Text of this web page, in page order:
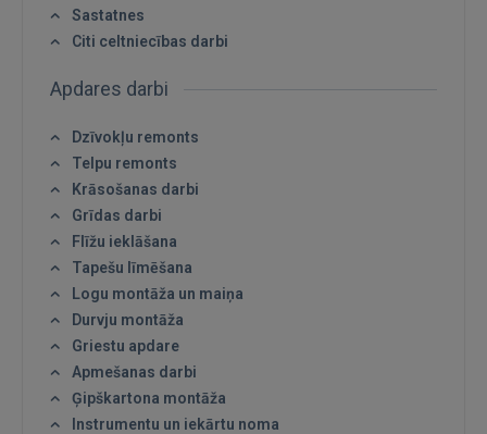
Sastatnes
Citi celtniecības darbi
Apdares darbi
Dzīvokļu remonts
Telpu remonts
Krāsošanas darbi
Grīdas darbi
Flīžu ieklāšana
Tapešu līmēšana
Logu montāža un maiņa
Durvju montāža
Griestu apdare
Apmešanas darbi
Ģipškartona montāža
Instrumentu un iekārtu noma